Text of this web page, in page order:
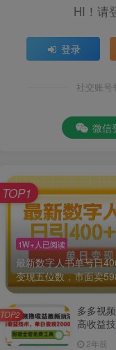
HI！请
登录
社交账号
微信
1W+人已阅读
最新数字人书单号日
变现五位数，市面卖
TOP1
多多视
高收益
2000+
2年前
TOP2